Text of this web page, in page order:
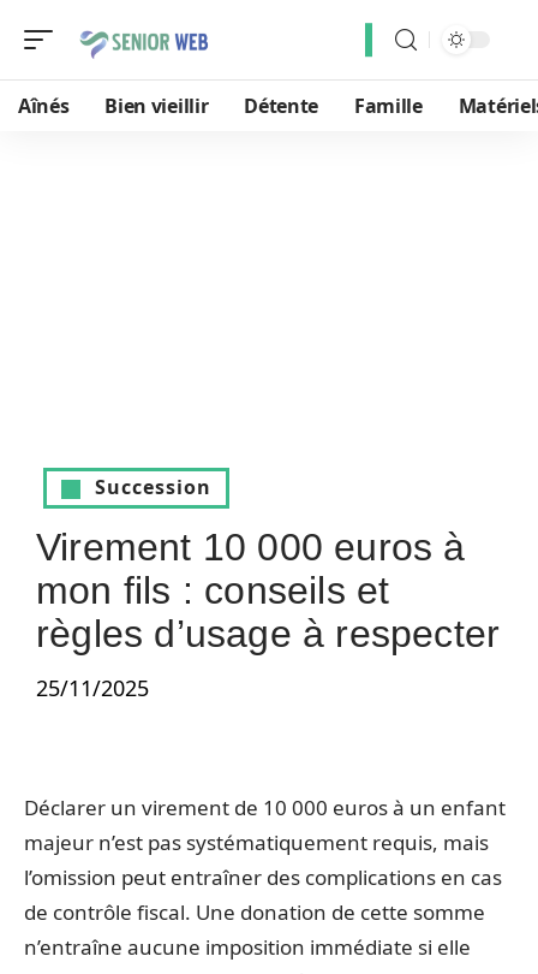
Aînés Bien vieillir Détente Famille
Succession
Virement 10 000 euros à
mon fils : conseils et
règles d’usage à respecter
25/11/2025
Déclarer un virement de 10 000 euros à un enfant
majeur n’est pas systématiquement requis, mais
l’omission peut entraîner des complications en cas
de contrôle fiscal. Une donation de cette somme
n’entraîne aucune imposition immédiate si elle